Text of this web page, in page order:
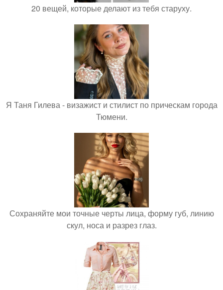
20 вещей, которые делают из тебя старуху.
Я Таня Гилева - визажист и стилист по прическам города
Тюмени.
Сохраняйте мои точные черты лица, форму губ, линию
скул, носа и разрез глаз.